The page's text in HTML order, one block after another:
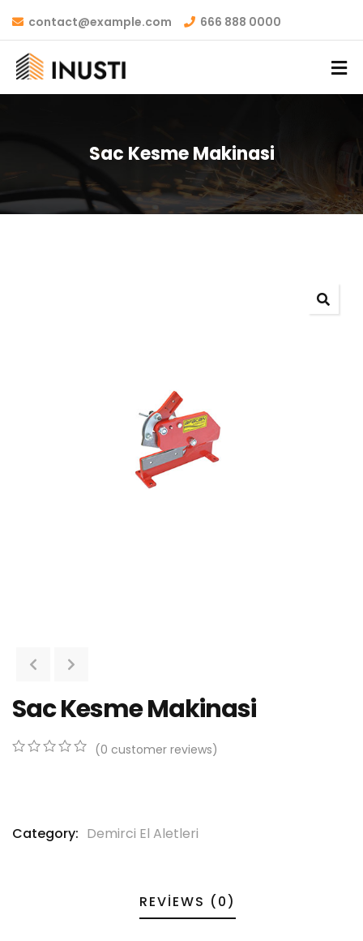
contact@example.com 666 888 0000
Sac Kesme Makinasi
Sac Kesme Makinasi
customer
(0 customer reviews)
Category: Demirci El Aletleri
REVIEWS (0)